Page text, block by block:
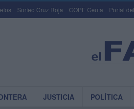
Sorteo Cruz Roja COPE Ceuta Portal
JUSTICIA POLÍTICA